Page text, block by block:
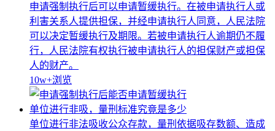
申请强制执行后可以申请暂缓执行。在被申请执行人或
利害关系人提供担保，并经申请执行人同意，人民法院
可以决定暂缓执行及期限。若被申请执行人逾期仍不履
行，人民法院有权执行被申请执行人的担保财产或担保
人的财产。
10w+浏览
单位进行非吸，量刑标准究竟是多少
单位进行非法吸收公众存款，量刑依据吸存数额、造成